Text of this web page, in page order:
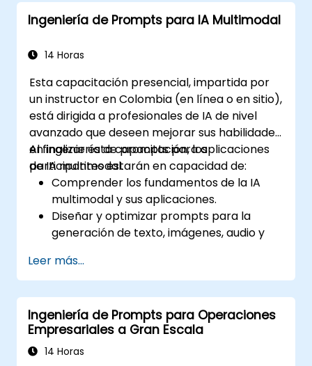
Ingeniería de Prompts para IA Multimodal
14 Horas
Esta capacitación presencial, impartida por
un instructor en Colombia (en línea o en sitio),
está dirigida a profesionales de IA de nivel
avanzado que deseen mejorar sus habilidades
en ingeniería de prompts para aplicaciones
de IA multimodal.
Al finalizar esta capacitación, los
participantes estarán en capacidad de:
Comprender los fundamentos de la IA
multimodal y sus aplicaciones.
Diseñar y optimizar prompts para la
generación de texto, imágenes, audio y
Utilizar APIs de plataformas de IA
multimodal como GPT-4, Gemini y
DeepSeek-Vision.
Desarrollar flujos de trabajo impulsados
por IA que integren múltiples formatos de
contenido.
Leer más...
Ingeniería de Prompts para Operaciones
Empresariales a Gran Escala
14 Horas